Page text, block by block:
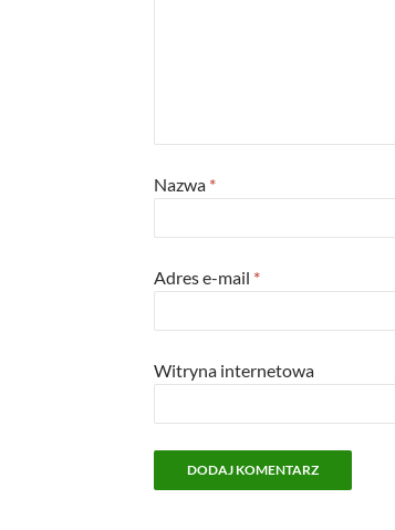
Nazwa *
Adres e-mail *
Witryna internetowa